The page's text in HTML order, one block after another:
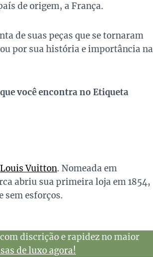
de origem, a França.
de suas peças que se tornaram
por sua história e importância na
você encontra no Etiqueta
Louis Vuitton. Nomeada em
abriu sua primeira loja em 1854,
sem esforços.
discrição e rapidez no maior
de luxo agora!